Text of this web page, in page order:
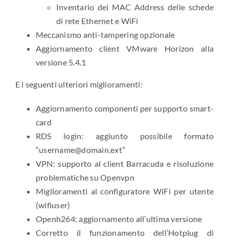
Inventario dei MAC Address delle schede
di rete Ethernet e WiFi
Meccanismo anti-tampering opzionale
Aggiornamento client VMware Horizon alla
versione 5.4.1
E i seguenti ulteriori miglioramenti:
Aggiornamento componenti per supporto smart-
card
RDS login: aggiunto possibile formato
“username@domain.ext”
VPN: supporto al client Barracuda e risoluzione
problematiche su Openvpn
Miglioramenti al configuratore WiFi per utente
(wifiuser)
Openh264: aggiornamento all’ultima versione
Corretto il funzionamento dell’Hotplug di